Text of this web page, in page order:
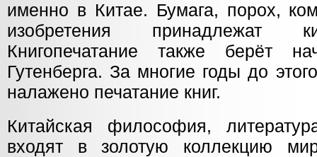
именно в Китае. Бумага, порох,
изобретения принадлежат
Книгопечатание также берёт
Гутенберга. За многие годы до
налажено печатание книг.
Китайская философия,
входят в золотую коллекцию